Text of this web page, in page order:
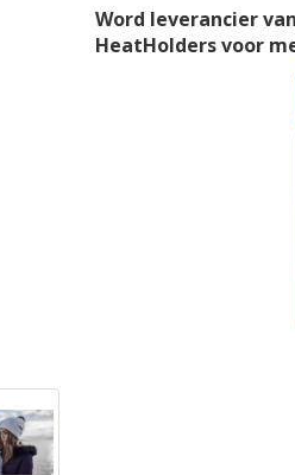
Word leverancier
HeatHolders voor